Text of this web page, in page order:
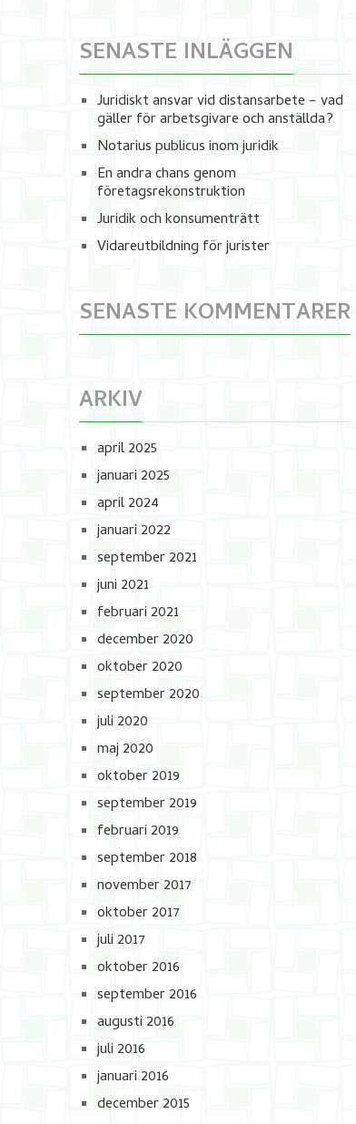
SENASTE INLÄGGEN
Juridiskt ansvar vid distansarbete – vad
gäller för arbetsgivare och anställda?
Notarius publicus inom juridik
En andra chans genom
företagsrekonstruktion
Juridik och konsumenträtt
Vidareutbildning för jurister
SENASTE KOMMENTARER
ARKIV
april 2025
januari 2025
april 2024
januari 2022
september 2021
juni 2021
februari 2021
december 2020
oktober 2020
september 2020
juli 2020
maj 2020
oktober 2019
september 2019
februari 2019
september 2018
november 2017
oktober 2017
juli 2017
oktober 2016
september 2016
augusti 2016
juli 2016
januari 2016
december 2015